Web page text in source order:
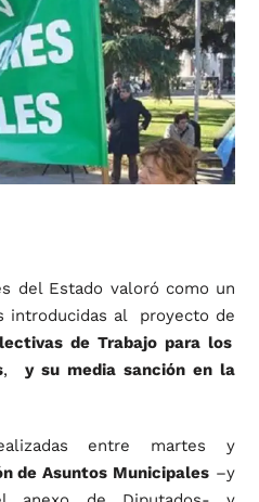
del Estado valoró como un
introducidas al proyecto de
de Trabajo para los
, y su media sanción en la
entre martes y
de Asuntos Municipales –y